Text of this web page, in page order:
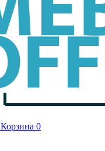
Корзина 0